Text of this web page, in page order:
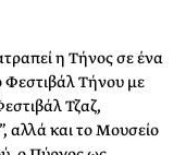
η Τήνος σε ένα
Φεστιβάλ Τήνου με
Τζαζ,
αλλά και το Μουσείο